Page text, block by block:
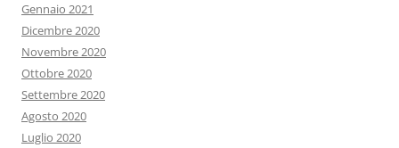
Gennaio 2021
Dicembre 2020
Novembre 2020
Ottobre 2020
Settembre 2020
Agosto 2020
Luglio 2020